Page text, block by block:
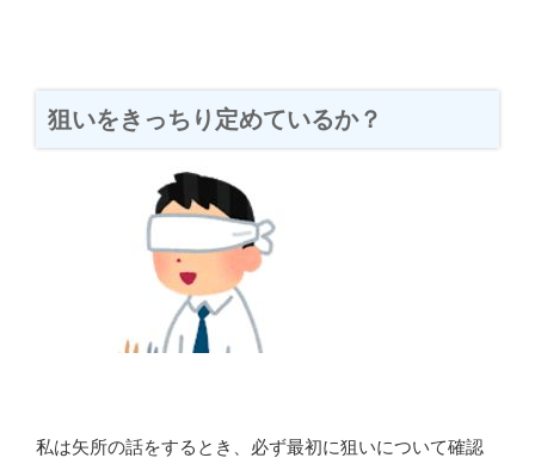
狙いをきっちり定めているか？
私は矢所の話をするとき、必ず最初に狙いについて確認